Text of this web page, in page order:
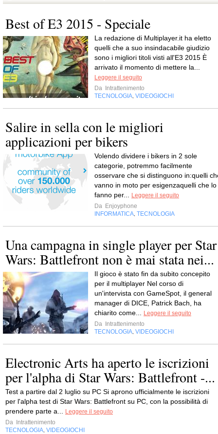
Best of E3 2015 - Speciale
La redazione di Multiplayer.it ha eletto
quelli che a suo insindacabile giudizio
sono i migliori titoli visti all'E3 2015 È
arrivato il momento di mettere la...
Leggere il seguito
Da
Intrattenimento
TECNOLOGIA VIDEOGIOCHI
Salire in sella con le migliori
applicazioni per bikers
Volendo dividere i bikers in 2 sole
categorie, potremmo facilmente
osservare che si distinguono in:quelli
vanno in moto per esigenzaquelli che lo
fanno per...
Leggere il seguito
Da Enjoyphone
INFORMATICA TECNOLOGIA
Una campagna in single player per Star
Wars: Battlefront non è mai stata nei...
Il gioco è stato fin da subito concepito
per il multiplayer Nel corso di
un'intervista con GameSpot, il general
manager di DICE, Patrick Bach, ha
chiarito come...
Leggere il seguito
Da
Intrattenimento
TECNOLOGIA VIDEOGIOCHI
Electronic Arts ha aperto le iscrizioni
per l'alpha di Star Wars: Battlefront -...
Test a partire dal 2 luglio su PC Si aprono ufficialmente le iscrizioni
per l'alpha test di Star Wars: Battlefront su PC, con la possibilità di
prendere parte a...
Leggere il seguito
Da
Intrattenimento
TECNOLOGIA VIDEOGIOCHI